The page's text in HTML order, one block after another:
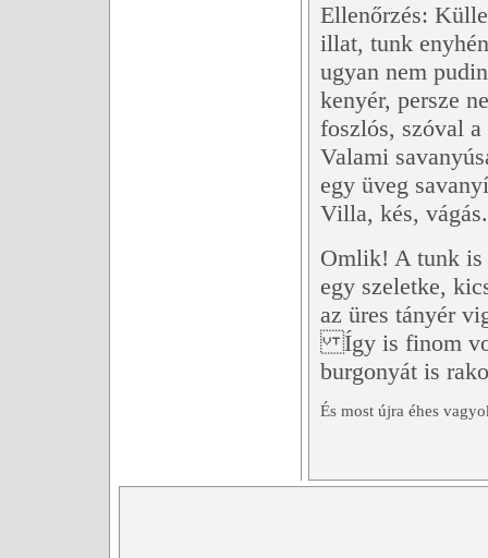
Ellenőrzés:
illat, tunk
ugyan nem
kenyér, persze
foszlós, szóval
Valami
egy üveg
Villa, kés, vágás.
Omlik! A tunk is
egy szeletke,
az üres tányér
Így is finom
burgonyát is
És most újra éhes